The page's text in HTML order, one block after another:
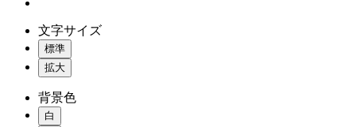
文字サイズ
標準
拡大
背景色
白